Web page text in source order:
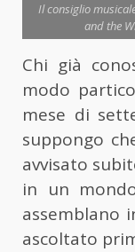
Il consiglio
and the
Chi già
modo
mese di
suppongo
avvisato
in un
assemblano
ascoltato